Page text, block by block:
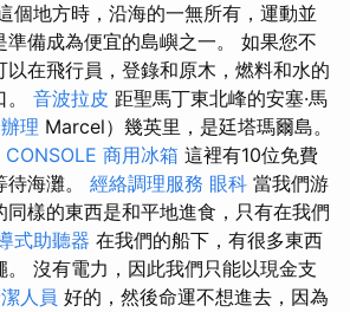
個地方時，沿海的一無所有，運動並
準備成為便宜的島嶼之一。 如果您不
以在飛行員，登錄和原木，燃料和水的
音波拉皮 距聖馬丁東北峰的安塞·馬
理 Marcel）幾英里，是廷塔瑪爾島。
CONSOLE 商用冰箱 這裡有10位免費
海灘。 經絡調理服務 眼科 當我們游
同樣的東西是和平地進食，只有在我們
式助聽器 在我們的船下，有很多東西
。 沒有電力，因此我們只能以現金支
人員 好的，然後命運不想進去，因為